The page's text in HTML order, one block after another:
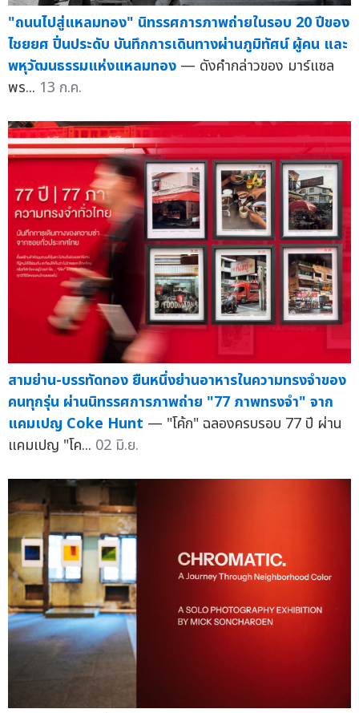
"ถนนไปสู่แหลมทอง" นิทรรศการภาพถ่ายในรอบ 20 ปีของ
ไชยยศ ปิ่นประดับ บันทึกการเดินทางผ่านภูมิทัศน์ ผู้คน และ
พหุวัฒนธรรมแห่งแหลมทอง — ดังคำกล่าวของ มาร์แซล
พร... 13 ก.ค.
สามย่าน-บรรทัดทอง ยืนหนึ่งย่านอาหารในความทรงจำของ
คนทุกรุ่น ผ่านนิทรรศการภาพถ่าย "77 ภาพทรงจำ" จาก
แคมเปญ Coke Hunt — "โค้ก" ฉลองครบรอบ 77 ปี ผ่าน
แคมเปญ "โค... 02 มิ.ย.